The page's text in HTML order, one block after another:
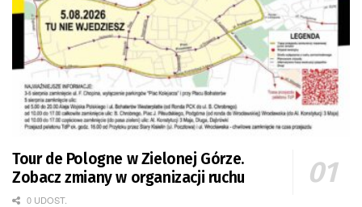
Tour de Pologne w Zielonej Górze.
Zobacz zmiany w organizacji ruchu
0 UDOST.